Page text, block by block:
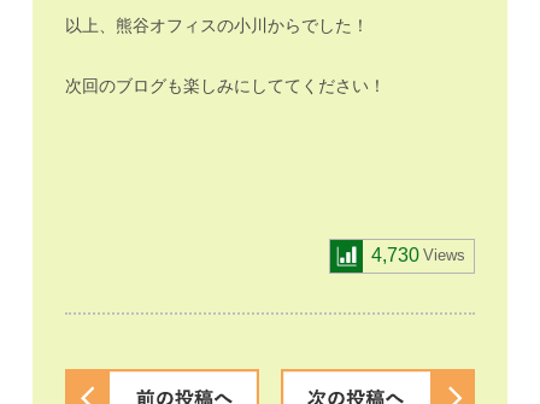
以上、熊谷オフィスの小川からでした！
次回のブログも楽しみにしててください！
4,730 Views